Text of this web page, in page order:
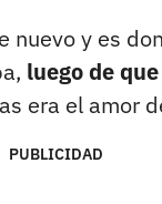
nuevo y es
luego de
era el amor
PUBLICIDAD